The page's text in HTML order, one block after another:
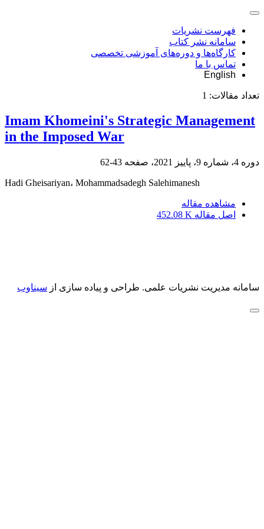
فهرست نشریات
سامانه نشر کتاب
کارگاه‌ها و دوره‌های آموزشی تخصصی
تماس با ما
English
تعداد مقالات: 1
Imam Khomeini's Strategic Management
in the Imposed War
دوره 4، شماره 9، پاییز 2021، صفحه 43-62
Hadi Gheisariyan، Mohammadsadegh Salehimanesh
مشاهده مقاله
اصل مقاله 452.08 K
سامانه مدیریت نشریات علمی. طراحی و پیاده سازی از سیناوب